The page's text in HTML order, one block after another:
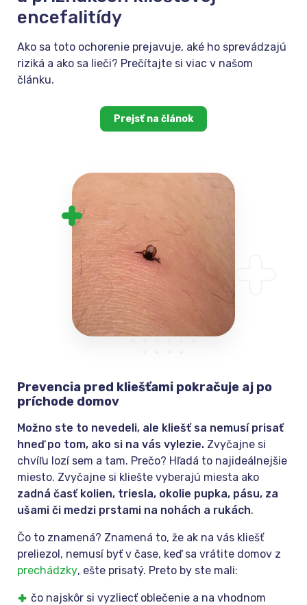
encefalitídy
Ako sa toto ochorenie prejavuje, aké ho sprevádzajú
riziká a ako sa lieči? Prečítajte si viac v našom
článku.
Prejsť na článok
Prevencia pred kliešťami pokračuje aj po
príchode domov
Možno ste to nevedeli, ale kliešť sa nemusí prisať
hneď po tom, ako si na vás vylezie. Zvyčajne si
chvíľu lozí sem a tam. Prečo? Hľadá to najideálnejšie
miesto. Zvyčajne si kliešte vyberajú miesta ako
zadná časť kolien, triesla, okolie pupka, pásu, za
ušami či medzi prstami na nohách a rukách.
Čo to znamená? Znamená to, že ak na vás kliešť
preliezol, nemusí byť v čase, keď sa vrátite domov z
prechádzky, ešte prisatý. Preto by ste mali:
čo najskôr si vyzliecť oblečenie a na vhodnom